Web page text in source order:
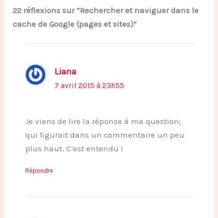
22 réflexions sur “Rechercher et naviguer dans le
cache de Google (pages et sites)”
Liana
7 avril 2015 à 23h55
Je viens de lire la réponse à ma question;
qui figurait dans un commentaire un peu
plus haut. C’est entendu !
Répondre